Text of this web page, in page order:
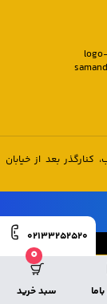
0
سبد خرید
02133252520
بعد از خیابان